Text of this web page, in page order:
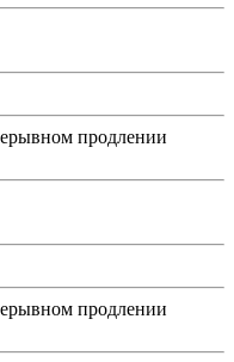
продлении
продлении